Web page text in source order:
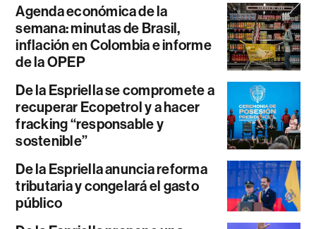
Agenda económica de la
semana: minutas de Brasil,
inflación en Colombia e informe
de la OPEP
De la Espriella se compromete a
recuperar Ecopetrol y a hacer
fracking “responsable y
sostenible”
De la Espriella anuncia reforma
tributaria y congelará el gasto
público